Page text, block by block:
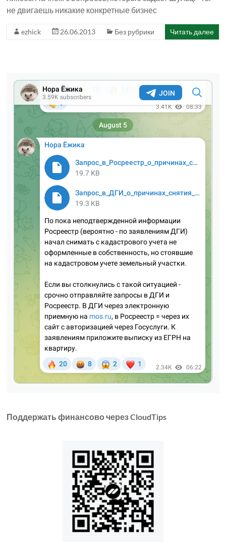
не двигаешь никакие конкретные бизнес
ezhick 26.06.2013 Без рубрики Читать далее
Поддержать финансово через CloudTips